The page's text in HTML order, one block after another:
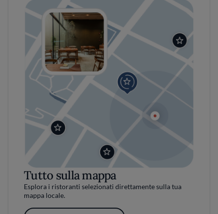
Tutto sulla mappa
Esplora i ristoranti selezionati direttamente sulla tua
mappa locale.